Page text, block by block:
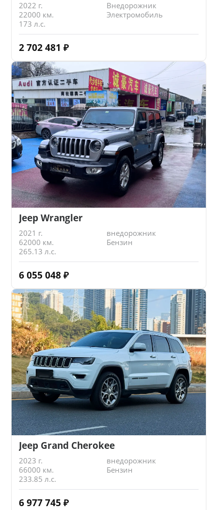
2022 г.
Внедорожник
22000 км.
Электромобиль
173 л.с.
2 702 481 ₽
Jeep Wrangler
2021 г.
внедорожник
62000 км.
Бензин
265.13 л.с.
6 055 048 ₽
Jeep Grand Cherokee
2023 г.
внедорожник
66000 км.
Бензин
233.85 л.с.
6 977 745 ₽